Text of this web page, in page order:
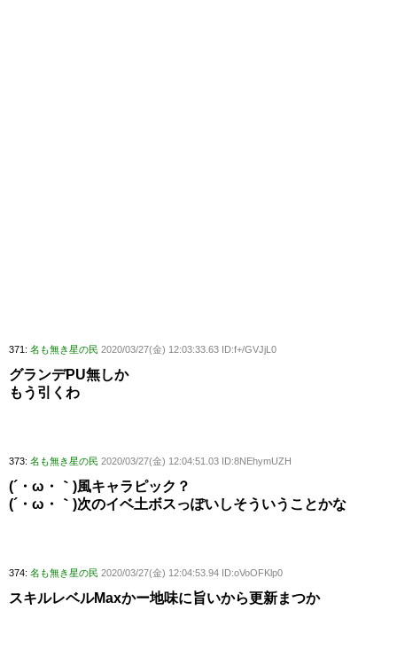
371: 名も無き星の民 2020/03/27(金) 12:03:33.63 ID:f+/GVJjL0
グランデPU無しか
もう引くわ
373: 名も無き星の民 2020/03/27(金) 12:04:51.03 ID:8NEhymUZH
(´・ω・｀)風キャラピック？
(´・ω・｀)次のイベ土ボスっぽいしそういうことかな
374: 名も無き星の民 2020/03/27(金) 12:04:53.94 ID:oVoOFKlp0
スキルレベルMaxかー地味に旨いから更新まつか